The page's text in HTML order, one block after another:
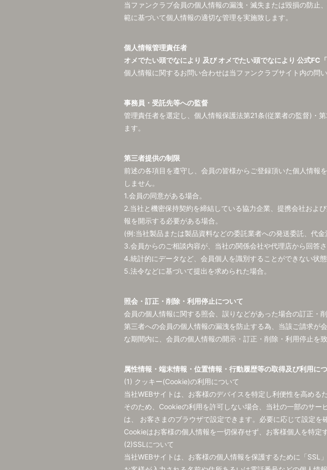
当ファンクラブ会員の個人情報の漏洩・滅失または毀損の防止
範に基づいて個人情報の適切な管理を実施致します。
個人情報管理責任者
オメでたい頭でなにより 及び オメでたい頭でなにより 公式FC
個人情報に関するお問い合わせは当ファンクラブサイト内の問
事務員・受託先等への監督
管理責任者を選定し、個人情報保護法第21条(従業者の監督)・
ます。
第三者提供の制限
前述の各項目を遵守し、会員の皆様からご登録頂いた個人情報
しません。
1.会員の同意がある場合。
2.当社と機密保持契約を締結している協力企業、提携会社およ
報を開示する必要がある場合。
(例:当社製品または製品資料などの委託業者への発送委託、代
3.会員からのご相談内容が、当社の関係会社や代理店から回答
4.統計的にデータなど、会員個人を識別することができない状
5.法令などに基づいて提出を求められた場合。
照会・訂正・削除・利用停止について
会員の個人情報に関する照会、誤りなどがあった場合の訂正・
第三者への会員の個人情報の漏洩を防止する為、当該ご請求が
な期間内に、会員の個人情報の開示・訂正・削除・利用停止を致
属性情報・端末情報・位置情報・行動履歴等の取得及び利用に
(1) クッキー(Cookie)の利用について
当社WEBサイトは、お客様のデバイスを特定し利便性を高める
そのため、Cookieの利用を許可しない場合、当社の一部のサ
は、 お客さまのブラウザで設定できます。必要に応じて設定を
Cookieはお客様の個人情報を一切保存せず、お客様個人を特定
(2)SSLについて
当社WEBサイトは、お客様の個人情報を保護するために「SSL